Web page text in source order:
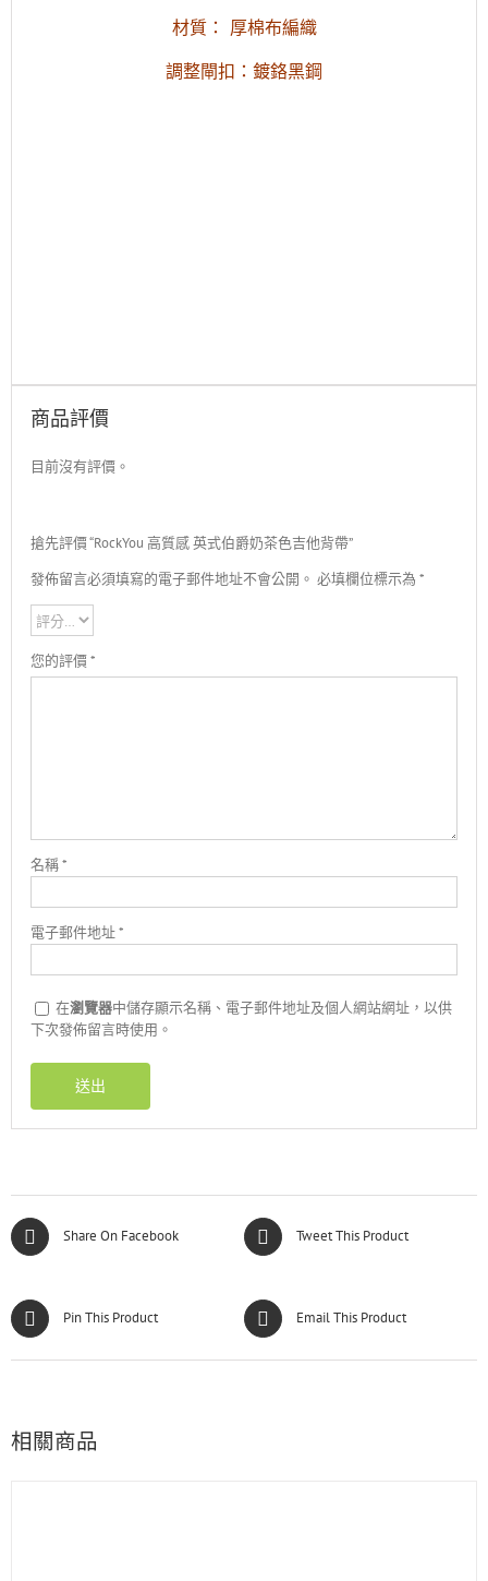
材質： 厚棉布編織
調整閘扣：鍍鉻黑鋼
商品評價
目前沒有評價。
搶先評價 “RockYou 高質感 英式伯爵奶茶色吉他背帶”
發佈留言必須填寫的電子郵件地址不會公開。 必填欄位標示為*
您的評價*
名稱*
電子郵件地址*
在瀏覽器中儲存顯示名稱、電子郵件地址及個人網站網址，以供
下次發佈留言時使用。
Share On Facebook Tweet This Product
Pin This Product Email This Product
相關商品